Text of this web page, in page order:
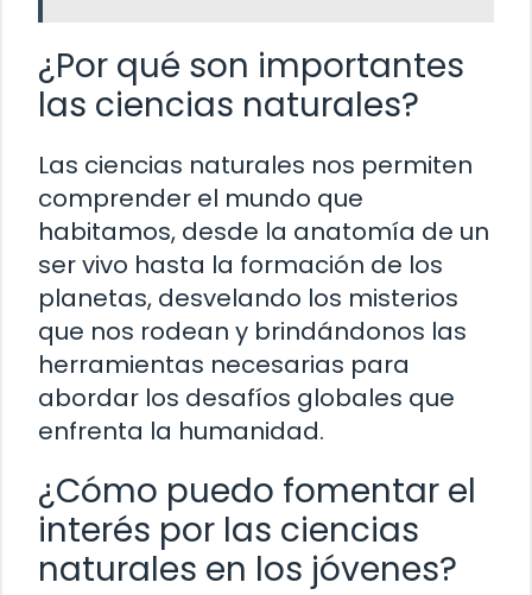
¿Por qué son importantes
las ciencias naturales?
Las ciencias naturales nos permiten
comprender el mundo que
habitamos, desde la anatomía de un
ser vivo hasta la formación de los
planetas, desvelando los misterios
que nos rodean y brindándonos las
herramientas necesarias para
abordar los desafíos globales que
enfrenta la humanidad.
¿Cómo puedo fomentar el
interés por las ciencias
naturales en los jóvenes?